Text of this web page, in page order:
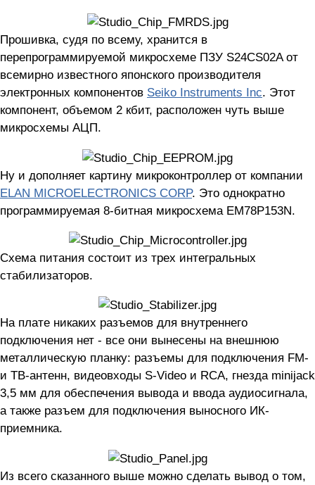
Прошивка, судя по всему, хранится в
перепрограммируемой микросхеме ПЗУ S24CS02A от
всемирно известного японского производителя
электронных компонентов Seiko Instruments Inc. Этот
компонент, объемом 2 кбит, расположен чуть выше
микросхемы АЦП.
Ну и дополняет картину микроконтроллер от компании
ELAN MICROELECTRONICS CORP. Это однократно
программируемая 8-битная микросхема EM78P153N.
Схема питания состоит из трех интегральных
стабилизаторов.
На плате никаких разъемов для внутреннего
подключения нет - все они вынесены на внешнюю
металлическую планку: разъемы для подключения FM-
и ТВ-антенн, видеовходы S-Video и RCA, гнезда minijack
3,5 мм для обеспечения вывода и ввода аудиосигнала,
а также разъем для подключения выносного ИК-
приемника.
Из всего сказанного выше можно сделать вывод о том,